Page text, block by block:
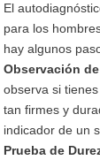
El
para los
hay algunos
Observación
observa si
tan firmes y
indicador de un
Prueba de